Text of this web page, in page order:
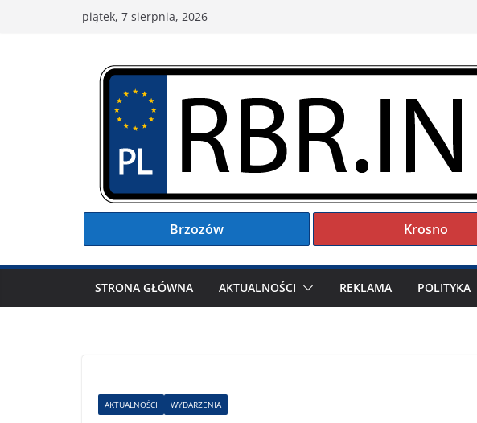
piątek, 7 sierpnia, 2026
Brzozów Krosno
STRONA GŁÓWNA AKTUALNOŚCI REKLAMA POLITYKA
AKTUALNOŚCI WYDARZENIA